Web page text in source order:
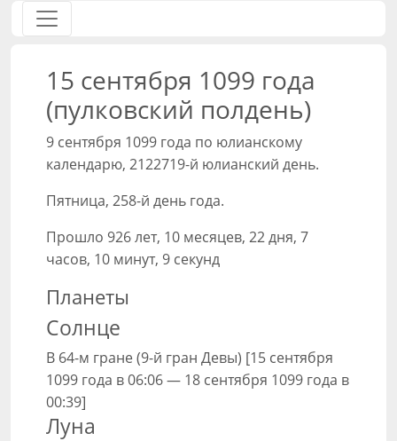
15 сентября 1099 года
(пулковский полдень)
9 сентября 1099 года по юлианскому
календарю, 2122719-й юлианский день.
Пятница, 258-й день года.
Прошло 926 лет, 10 месяцев, 22 дня, 7
часов, 10 минут, 9 секунд
Планеты
Солнце
В 64-м гране (9-й гран Девы) [15 сентября
1099 года в 06:06 — 18 сентября 1099 года в
00:39]
Луна